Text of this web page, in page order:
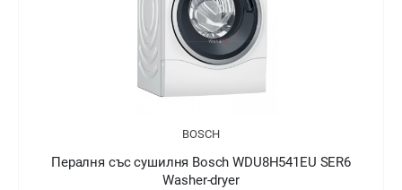
BOSCH
Пералня със сушилня Bosch WDU8H541EU SER6
Washer-dryer